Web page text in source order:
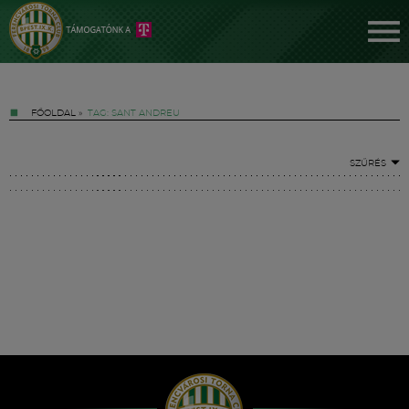
FŐOLDAL » TAG: SANT ANDREU
SZŰRÉS
Hírek